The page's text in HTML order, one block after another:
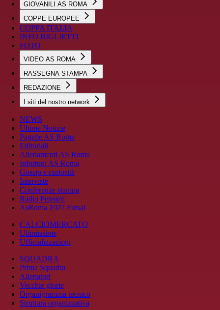
GIOVANILI AS ROMA
COPPE EUROPEE
COPPA ITALIA
INFO BIGLIETTI
FOTO
VIDEO AS ROMA
RASSEGNA STAMPA
REDAZIONE
I siti del nostro network
NEWS
Ultime Notizie
Pagelle AS Roma
Editoriali
Allenamenti AS Roma
Infortuni AS Roma
Gossip e curiosità
Interviste
Conferenze stampa
Radio Pensieri
AsRoma 1927 Futsal
CALCIOMERCATO
Ultimissime
Ufficializzazioni
SQUADRA
Prima Squadra
Allenatori
Vecchie glorie
Organigramma tecnico
Struttura organizzativa